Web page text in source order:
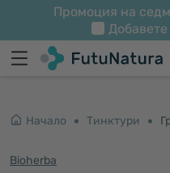
Промоция на
Добавете
Начало Тинктури
Bioherba